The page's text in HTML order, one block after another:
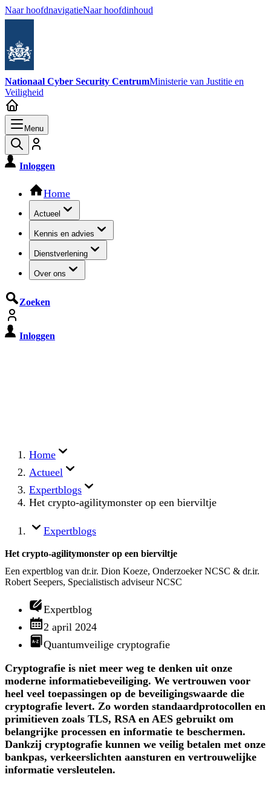
Naar hoofdnavigatieNaar hoofdinhoud
Nationaal Cyber Security CentrumMinisterie van Justitie en
Veiligheid
Menu
Inloggen
Hoofdnavigatie
Home
Actueel
Kennis en advies
Dienstverlening
Over ons
Zoeken
Inloggen
Home
Actueel
Expertblogs
Het crypto-agilitymonster op een bierviltje
Expertblogs
Het crypto-agilitymonster op een bierviltje
Een expertblog van dr.ir. Dion Koeze, Onderzoeker NCSC & dr.ir.
Robert Seepers, Specialistisch adviseur NCSC
Expertblog
2 april 2024
Quantumveilige cryptografie
Cryptografie is niet meer weg te denken uit onze
moderne informatiebeveiliging. We vertrouwen voor
heel veel toepassingen op de beveiligingswaarde die
cryptografie levert. Zo worden standaardprotocollen en
primitieven zoals TLS, RSA en AES gebruikt om
belangrijke processen en informatie te beschermen.
Dankzij cryptografie kunnen we veilig betalen met onze
bankpas, verkeerslichten aansturen en vertrouwelijke
informatie versleutelen.